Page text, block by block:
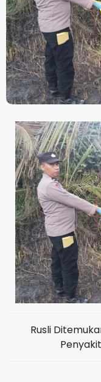
Rusli